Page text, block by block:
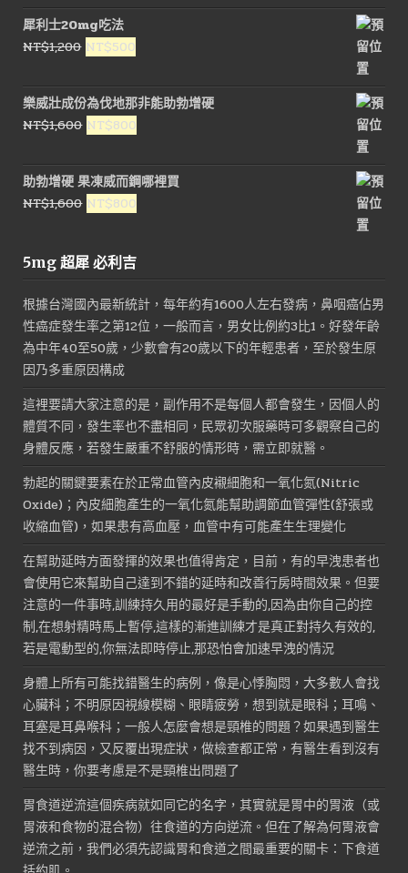
價
格：
NT$1,200。
價
格：
NT$500。
犀利士20mg吃法
NT$1,200 原
價
格：
NT$1,200。
NT$500
價
格：
NT$500。
樂威壯成份為伐地那非能助勃增硬
NT$1,600 原
價
格：
NT$1,600。
NT$800
價
格：
NT$800。
助勃增硬 果凍威而鋼哪裡買
NT$1,600 原
格：
NT$800
5mg 超犀 必利吉
根據台灣國內最新統計，每年約有1600人左右發病，鼻咽癌佔男
性癌症發生率之第12位，一般而言，男女比例約3比1。好發年齡
為中年40至50歲，少數會有20歲以下的年輕患者，至於發生原
因乃多重原因構成
這裡要請大家注意的是，副作用不是每個人都會發生，因個人的
體質不同，發生率也不盡相同，民眾初次服藥時可多觀察自己的
身體反應，若發生嚴重不舒服的情形時，需立即就醫。
勃起的關鍵要素在於正常血管內皮襯細胞和一氧化氮(Nitric
Oxide)；內皮細胞產生的一氧化氮能幫助調節血管彈性(舒張或
收縮血管)，如果患有高血壓，血管中有可能產生生理變化
在幫助延時方面發揮的效果也值得肯定，目前，有的早洩患者也
會使用它來幫助自己達到不錯的延時和改善行房時間效果。但要
注意的一件事時,訓練持久用的最好是手動的,因為由你自己的控
制,在想射精時馬上暫停,這樣的漸進訓練才是真正對持久有效的,
若是電動型的,你無法即時停止,那恐怕會加速早洩的情況
身體上所有可能找錯醫生的病例，像是心悸胸悶，大多數人會找
心臟科；不明原因視線模糊、眼睛疲勞，想到就是眼科；耳鳴、
耳塞是耳鼻喉科；一般人怎麼會想是頸椎的問題？如果遇到醫生
找不到病因，又反覆出現症狀，做檢查都正常，有醫生看到沒有
醫生時，你要考慮是不是頸椎出問題了
胃食道逆流這個疾病就如同它的名字，其實就是胃中的胃液（或
胃液和食物的混合物）往食道的方向逆流。但在了解為何胃液會
逆流之前，我們必須先認識胃和食道之間最重要的關卡：下食道